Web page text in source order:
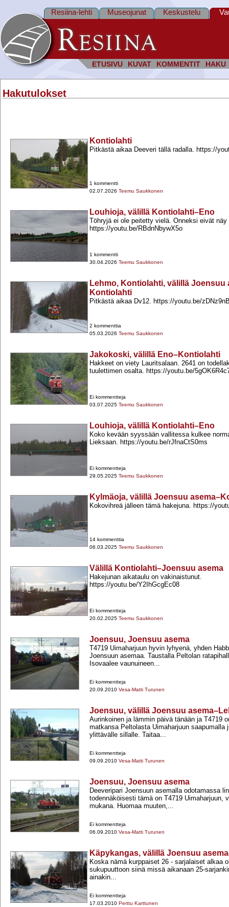
ETUSIVU KUVAT KOMMENTIT HAKU
Resiina-lehti Museojunat Keskustelu
Hakutulokset
Kontiolahti
Pitkästä aikaa Deeveri tällä radalla. https://
1 kommentti
02.07.2026 Teemu Saukkonen
Louhioja, välillä Kontiolahti–Eno
Töhryjä ei ole peitetty vielä. Onneksi eivät näy
https://youtu.be/RBdnNbywX5o
1 kommentti
30.04.2026 Teemu Saukkonen
Lehmo, Kontiolahti, välillä Joensuu
Kontiolahti
Pitkästä aikaa Dv12. https://youtu.be/
2 kommenttia
05.03.2026 Teemu Saukkonen
Jakokoski, välillä Eno–Kontiolahti
Hakkeet on viety Lauritsalaan. 2641 on
tuulettimen osalta. https://youtu.be/
Ei kommentteja
03.07.2025 Teemu Saukkonen
Louhioja, välillä Kontiolahti–Eno
Koko kevään syyssään vallitessa kulkee
Lieksaan. https://youtu.be/rJfnaCtS0ms
Ei kommentteja
29.05.2025 Teemu Saukkonen
Kylmäoja, välillä Joensuu
Kokovihreä jälleen tämä hakejuna. https://
14 kommenttia
06.03.2025 Teemu Saukkonen
Välillä Kontiolahti–Joensuu asema
Hakejunan aikataulu on vakinaistunut.
https://youtu.be/Y2IhGcgEc08
Ei kommentteja
20.02.2025 Teemu Saukkonen
Joensuu, Joensuu asema
T4719 Uimaharjuun hyvin lyhyenä, yhden
Joensuun asemaa. Taustalla Peltolan
Isovaalee vaunuineen...
Ei kommentteja
20.09.2010 Vesa-Matti Turunen
Joensuu, välillä Joensuu
Aurinkoinen ja lämmin päivä tänään ja T4719
matkansa Peltolasta Uimaharjuun saapumalla
ylittävälle sillalle. Taitaa...
Ei kommentteja
09.09.2010 Vesa-Matti Turunen
Joensuu, Joensuu asema
Deeveripari Joensuun asemalla odotamassa
todennäköisesti tämä on T4719 Uimaharjuun,
mukana. Huomaa muuten,...
Ei kommentteja
06.09.2010 Vesa-Matti Turunen
Käpykangas, välillä Joensuu
Koska nämä kurppaiset 26 -​ sarjalaiset alkaa
sukupuuttoon siinä missä aikanaan 25-​
ainakin...
Ei kommentteja
17.03.2010 Perttu Karttunen